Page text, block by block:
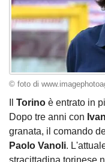
© foto di
Torino è entrato in
Dopo tre anni con
granata, il comando
Paolo Vanoli.